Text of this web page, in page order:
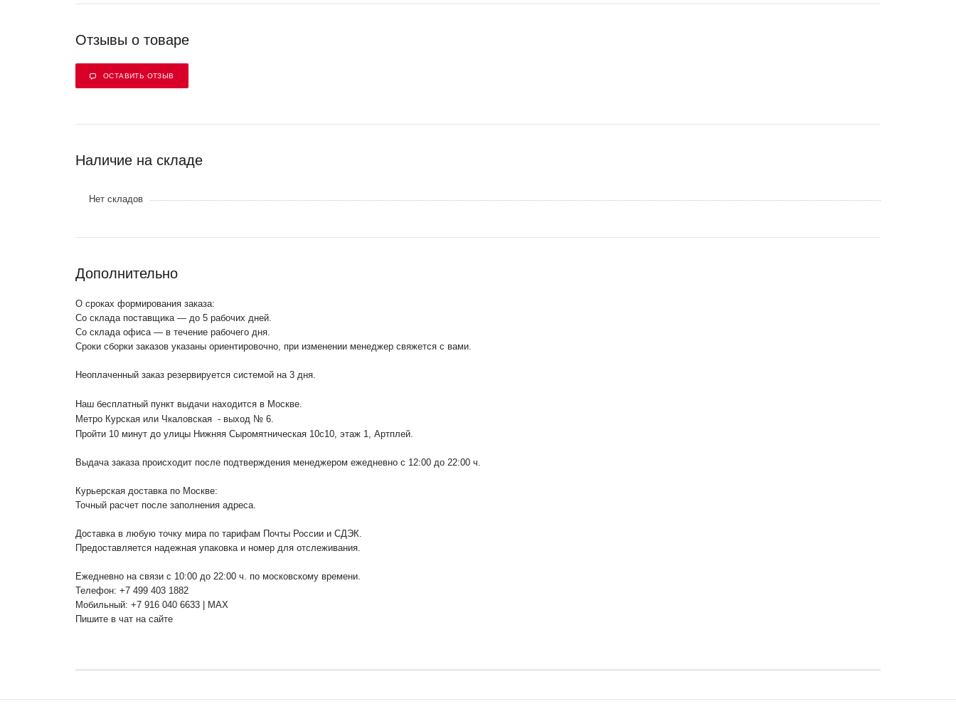
Отзывы о товаре
ОСТАВИТЬ ОТЗЫВ
Наличие на складе
Нет складов
Дополнительно
О сроках формирования заказа:
Со склада поставщика — до 5 рабочих дней.
Со склада офиса — в течение рабочего дня.
Сроки сборки заказов указаны ориентировочно, при изменении менеджер свяжется с вами.
Неоплаченный заказ резервируется системой на 3 дня.
Наш бесплатный пункт выдачи находится в Москве.
Метро Курская или Чкаловская - выход № 6.
Пройти 10 минут до улицы Нижняя Сыромятническая 10с10 , этаж 1, Артплей.
Выдача заказа происходит после подтверждения менеджером ежедневно с 12:00 до 22:00 ч.
Курьерская доставка по Москве:
Точный расчет после заполнения адреса.
Доставка в любую точку мира по тарифам Почты России и СДЭК.
Предоставляется надежная упаковка и номер для отслеживания.
Ежедневно на связи с 10:00 до 22:00 ч. по московскому времени.
Телефон: +7 499 403 1882
Мобильный: +7 916 040 6633 | MAX
Пишите в чат на сайте